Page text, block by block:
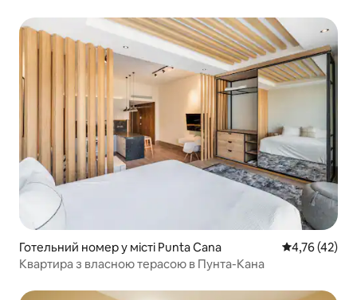
Готельний номер у місті Punta Cana Середня
4,76 (42)
Квартира з власною терасою в Пунта-Кана